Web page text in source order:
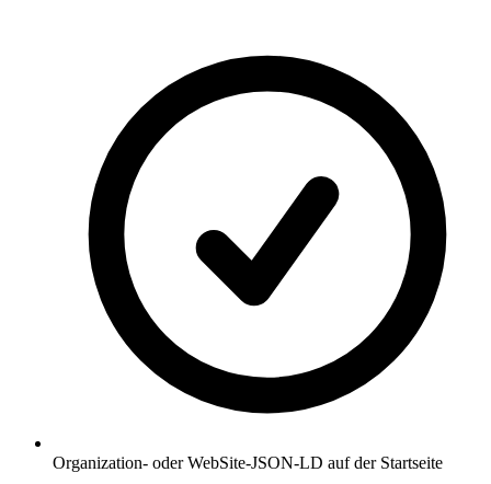
Organization- oder WebSite-JSON-LD auf der Startseite